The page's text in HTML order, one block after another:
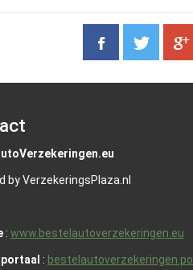
by VerzekeringsPlaza.nl
: www.bestelautoverzekeringen.eu
: